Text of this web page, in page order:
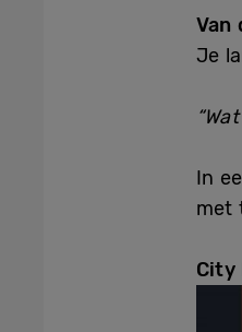
Van
Je
In
met
City